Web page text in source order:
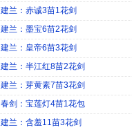
建兰：赤诚3苗1花剑
建兰：墨宝6苗2花剑
建兰：皇帝6苗3花剑
建兰：半江红8苗2花剑
建兰：芽黄素7苗3花剑
春剑：宝莲灯4苗1花包
建兰：含羞11苗3花剑